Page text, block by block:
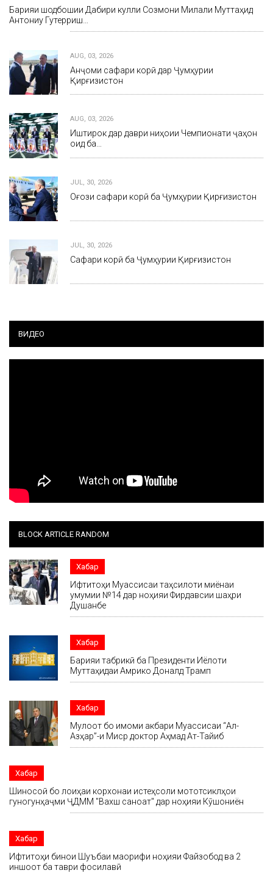
Барқияи шодбошии Дабири кулли Созмони Милали Муттаҳид
Антониу Гутерриш…
AUG, 03, 2026
Анҷоми сафари корӣ дар Ҷумҳурии
Қирғизистон
AUG, 03, 2026
Иштирок дар даври ниҳоии Чемпионати ҷаҳон
оид ба…
JUL, 30, 2026
Оғози сафари корӣ ба Ҷумҳурии Қирғизистон
JUL, 30, 2026
Сафари корӣ ба Ҷумҳурии Қирғизистон
ВИДЕО
BLOCK ARTICLE RANDOM
Хабар
Ифтитоҳи Муассисаи таҳсилоти миёнаи
умумии №14 дар ноҳияи Фирдавсии шаҳри
Душанбе
Хабар
Барқияи табрикӣ ба Президенти Иёлоти
Муттаҳидаи Амрико Доналд Трамп
Хабар
Мулоқот бо имоми акбари Муассисаи “Ал-
Азҳар”-и Миср доктор Аҳмад Ат-Тайиб
Хабар
Шиносоӣ бо лоиҳаи корхонаи истеҳсоли мототсиклҳои
гуногунҳаҷми ҶДММ "Вахш саноат" дар ноҳияи Кӯшониён
Хабар
Ифтитоҳи бинои Шуъбаи маорифи ноҳияи Файзобод ва 2
иншоот ба таври фосилавӣ